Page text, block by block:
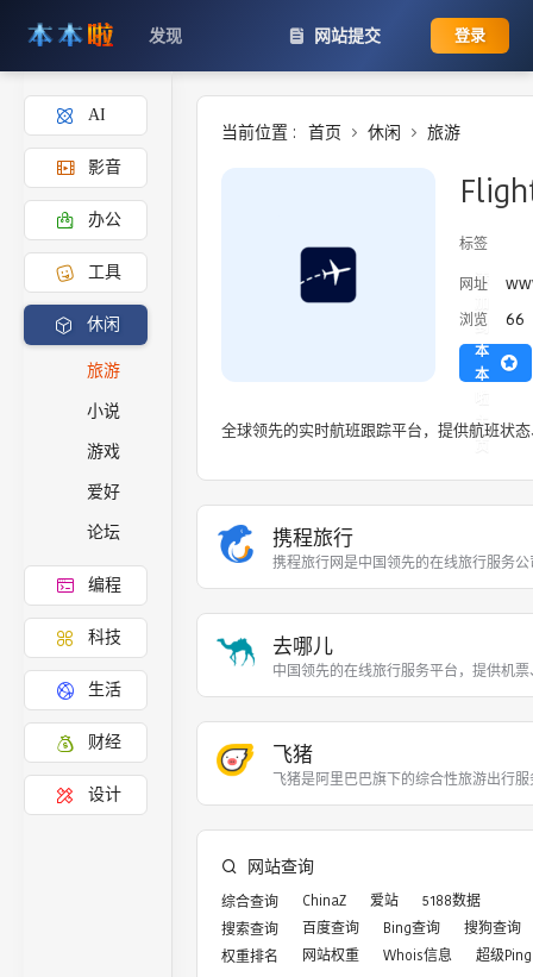
发现 网站提交 登录
AI
影音
办公
工具
休闲
旅游
小说
游戏
爱好
论坛
编程
科技
生活
财经
设计
当前位置 : 首页 休闲 旅游
标签
网址
浏览 66
添
到
本
本
主
全球领先的实时航班跟踪平台，提供航班状
携程旅行
携程旅行网是中国领先的在线旅行服务
去哪儿
中国领先的在线旅行服务平台，提供机
飞猪
飞猪是阿里巴巴旗下的综合性旅游出行
网站查询
综合查询 ChinaZ 爱站
5188数据
搜索查询
百度查询 Bing查询
搜狗查询
权重排名
网站权重 Whois信息 超级Ping